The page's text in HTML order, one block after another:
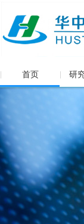
首页 研